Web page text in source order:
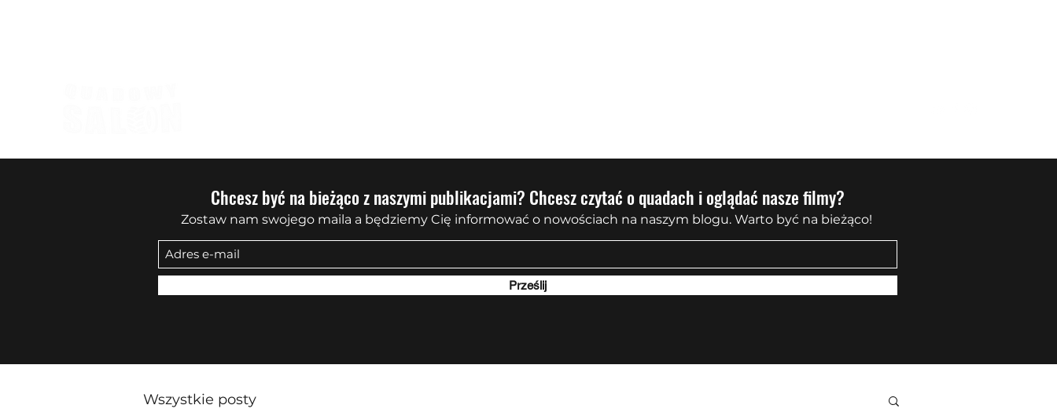
Chcesz być na bieżąco z naszymi publikacjami? Chcesz czytać o quadach i oglądać nasze filmy?
Zostaw nam swojego maila a będziemy Cię informować o nowościach na naszym blogu. Warto być na bieżąco!
Prześlij
Wszystkie posty